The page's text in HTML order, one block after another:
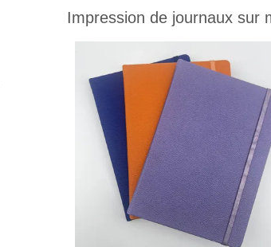
Impression de journaux sur